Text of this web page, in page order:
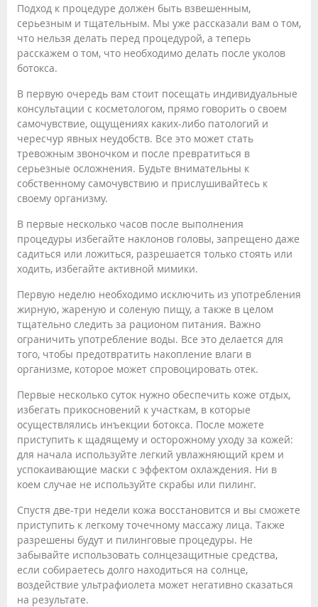
Подход к процедуре должен быть взвешенным,
серьезным и тщательным. Мы уже рассказали вам о том,
что нельзя делать перед процедурой, а теперь
расскажем о том, что необходимо делать после уколов
ботокса.
В первую очередь вам стоит посещать индивидуальные
консультации с косметологом, прямо говорить о своем
самочувствие, ощущениях каких-либо патологий и
чересчур явных неудобств. Все это может стать
тревожным звоночком и после превратиться в
серьезные осложнения. Будьте внимательны к
собственному самочувствию и прислушивайтесь к
своему организму.
В первые несколько часов после выполнения
процедуры избегайте наклонов головы, запрещено даже
садиться или ложиться, разрешается только стоять или
ходить, избегайте активной мимики.
Первую неделю необходимо исключить из употребления
жирную, жареную и соленую пищу, а также в целом
тщательно следить за рационом питания. Важно
ограничить употребление воды. Все это делается для
того, чтобы предотвратить накопление влаги в
организме, которое может спровоцировать отек.
Первые несколько суток нужно обеспечить коже отдых,
избегать прикосновений к участкам, в которые
осуществлялись инъекции ботокса. После можете
приступить к щадящему и осторожному уходу за кожей:
для начала используйте легкий увлажняющий крем и
успокаивающие маски с эффектом охлаждения. Ни в
коем случае не используйте скрабы или пилинг.
Спустя две-три недели кожа восстановится и вы сможете
приступить к легкому точечному массажу лица. Также
разрешены будут и пилинговые процедуры. Не
забывайте использовать солнцезащитные средства,
если собираетесь долго находиться на солнце,
воздействие ультрафиолета может негативно сказаться
на результате.